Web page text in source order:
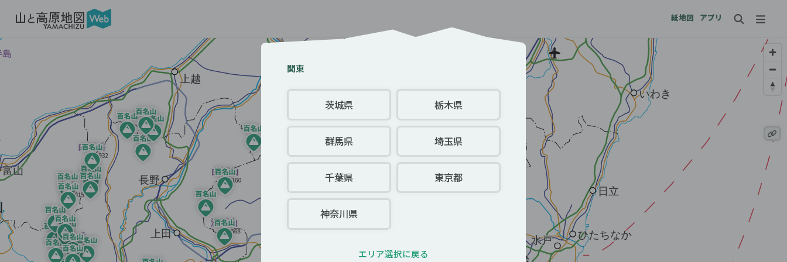
紙地図 アプリ
関東
茨城県 栃木県
群馬県 埼玉県
千葉県 東京都
神奈川県
エリア選択に戻る